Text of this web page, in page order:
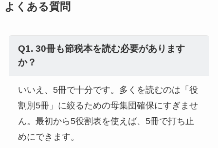
よくある質問
Q1. 30冊も節税本を読む必要があります
か？
いいえ、5冊で十分です。多くを読むのは「役
割別5冊」に絞るための母集団確保にすぎませ
ん。最初から5役割表を使えば、5冊で打ち止
めにできます。